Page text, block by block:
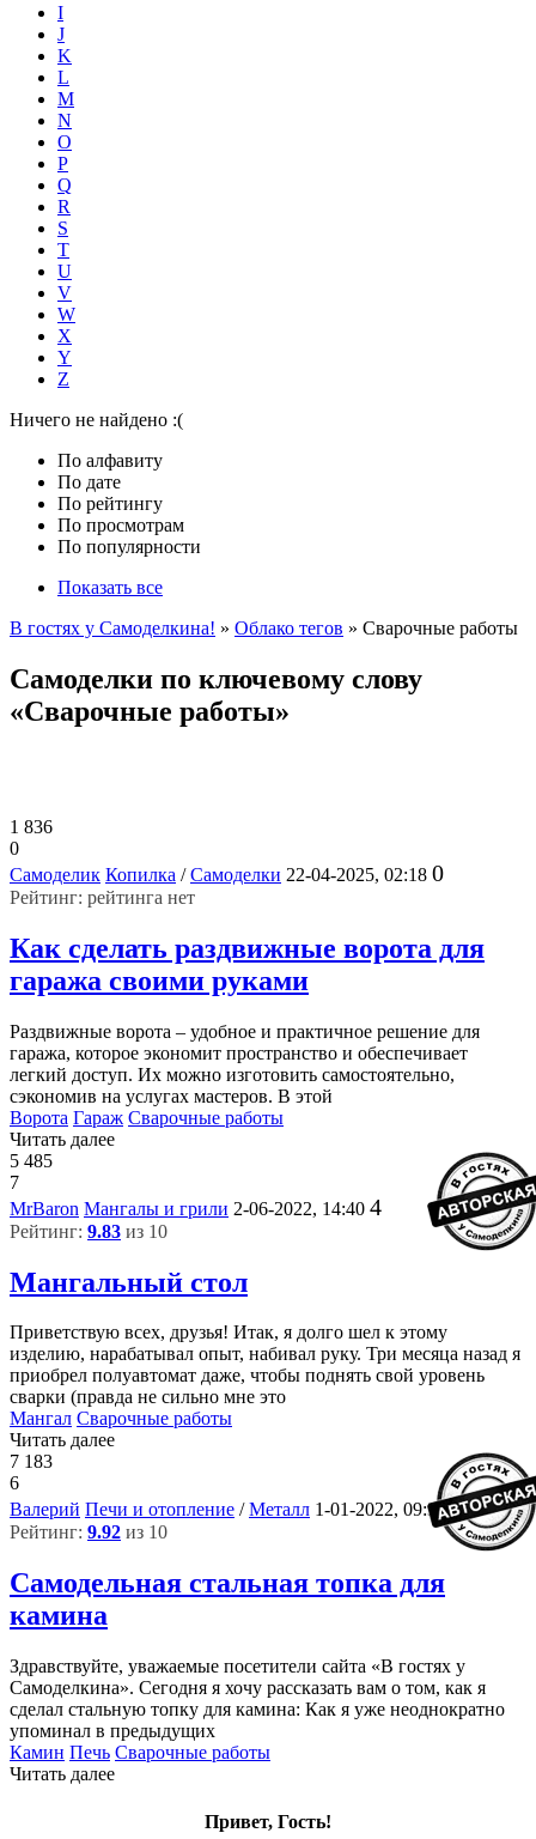
I
J
K
L
M
N
O
P
Q
R
S
T
U
V
W
X
Y
Z
Ничего не найдено :(
По алфавиту
По дате
По рейтингу
По просмотрам
По популярности
Показать все
В гостях у Самоделкина! » Облако тегов » Сварочные работы
Самоделки по ключевому слову
«Сварочные работы»
1 836
0
Самоделик Копилка /Самоделки 22-04-2025, 02:18 0
Рейтинг: рейтинга нет
Как сделать раздвижные ворота для
гаража своими руками
Раздвижные ворота – удобное и практичное решение для
гаража, которое экономит пространство и обеспечивает
легкий доступ. Их можно изготовить самостоятельно,
сэкономив на услугах мастеров. В этой
Ворота Гараж Сварочные работы
Читать далее
5 485
7
MrBaron Мангалы и грили 2-06-2022, 14:40 4
Рейтинг: 9.83 из 10
Мангальный стол
Приветствую всех, друзья! Итак, я долго шел к этому
изделию, нарабатывал опыт, набивал руку. Три месяца назад я
приобрел полуавтомат даже, чтобы поднять свой уровень
сварки (правда не сильно мне это
Мангал Сварочные работы
Читать далее
7 183
6
Валерий Печи и отопление /Металл 1-01-2022, 09:36 9
Рейтинг: 9.92 из 10
Самодельная стальная топка для
камина
Здравствуйте, уважаемые посетители сайта «В гостях у
Самоделкина». Сегодня я хочу рассказать вам о том, как я
сделал стальную топку для камина: Как я уже неоднократно
упоминал в предыдущих
Камин Печь Сварочные работы
Читать далее
Привет, Гость!